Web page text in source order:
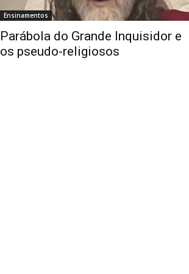
Ensinamentos
Parábola do Grande Inquisidor e
os pseudo-religiosos